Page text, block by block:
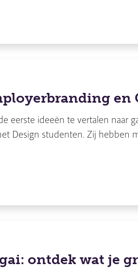
en
eerste ideeën te vertalen naar
Design studenten. Zij hebben
ontdek wat je